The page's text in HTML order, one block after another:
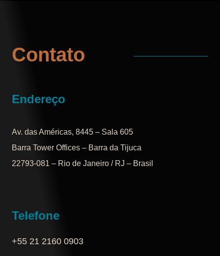
Contato
Endereço
Av. das Américas, 8445 – Sala 605
Barra Tower Offices – Barra da Tijuca
22793-081 – Rio de Janeiro / RJ – Brasil
Telefone
+55 21 2160 0903‬